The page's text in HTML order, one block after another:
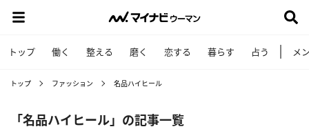
トップ 働く 整える 磨く 恋する 暮らす 占う メ
トップ ファッション 名品ハイヒール
「名品ハイヒール」の記事一覧